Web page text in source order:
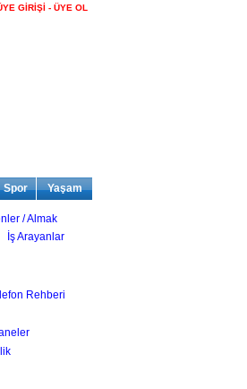
GİRİŞİ - ÜYE OL
Spor Yaşam
/ Almak
İş Arayanlar
Rehberi